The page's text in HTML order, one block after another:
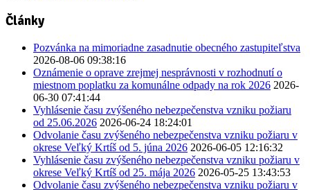
Články
Pozvánka na mimoriadne zasadnutie obecného zastupiteľstva
2026-08-06 09:38:16
Oznámenie o oprave zrejmej nesprávnosti v rozhodnutí o
miestnom poplatku za komunálne odpady na rok 2026 2026-
06-30 07:41:44
Vyhlásenie času zvýšeného nebezpečenstva vzniku požiaru
od 25.06.2026 2026-06-24 18:24:01
Odvolanie času zvýšeného nebezpečenstva vzniku požiaru v
okrese Veľký Krtíš od 5. júna 2026 2026-06-05 12:16:32
Vyhlásenie času zvýšeného nebezpečenstva vzniku požiaru v
okrese Veľký Krtíš od 25. mája 2026 2026-05-25 13:43:53
Odvolanie času zvýšeného nebezpečenstva vzniku požiaru v